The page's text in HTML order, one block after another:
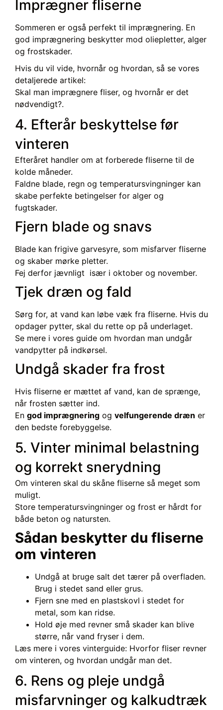
Imprægner fliserne
Sommeren er også perfekt til imprægnering. En
god imprægnering beskytter mod oliepletter, alger
og frostskader.
Hvis du vil vide, hvornår og hvordan, så se vores
detaljerede artikel:
Skal man imprægnere fliser, og hvornår er det
nødvendigt?.
4. Efterår beskyttelse før
vinteren
Efteråret handler om at forberede fliserne til de
kolde måneder.
Faldne blade, regn og temperatursvingninger kan
skabe perfekte betingelser for alger og
fugtskader.
Fjern blade og snavs
Blade kan frigive garvesyre, som misfarver fliserne
og skaber mørke pletter.
Fej derfor jævnligt især i oktober og november.
Tjek dræn og fald
Sørg for, at vand kan løbe væk fra fliserne. Hvis du
opdager pytter, skal du rette op på underlaget.
Se mere i vores guide om hvordan man undgår
vandpytter på indkørsel.
Undgå skader fra frost
Hvis fliserne er mættet af vand, kan de sprænge,
når frosten sætter ind.
En god imprægnering og velfungerende dræn er
den bedste forebyggelse.
5. Vinter minimal belastning
og korrekt snerydning
Om vinteren skal du skåne fliserne så meget som
muligt.
Store temperatursvingninger og frost er hårdt for
både beton og natursten.
Sådan beskytter du fliserne
om vinteren
Undgå at bruge salt det tærer på overfladen.
Brug i stedet sand eller grus.
Fjern sne med en plastskovl i stedet for
metal, som kan ridse.
Hold øje med revner små skader kan blive
større, når vand fryser i dem.
Læs mere i vores vinterguide: Hvorfor fliser revner
om vinteren, og hvordan undgår man det.
6. Rens og pleje undgå
misfarvninger og kalkudtræk